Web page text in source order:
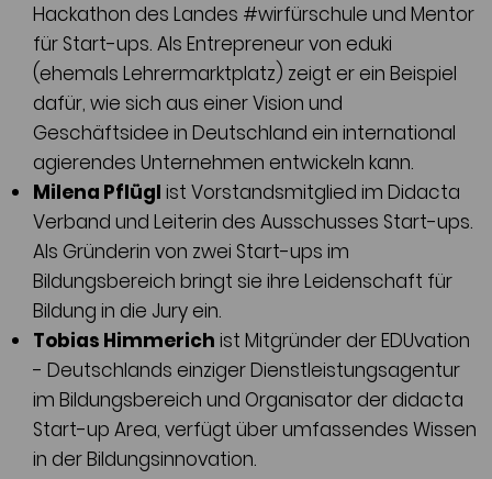
Hackathon des Landes #wirfürschule und Mentor
für Start-ups. Als Entrepreneur von eduki
(ehemals Lehrermarktplatz) zeigt er ein Beispiel
dafür, wie sich aus einer Vision und
Geschäftsidee in Deutschland ein international
agierendes Unternehmen entwickeln kann.
Milena Pflügl ist Vorstandsmitglied im Didacta
Verband und Leiterin des Ausschusses Start-ups.
Als Gründerin von zwei Start-ups im
Bildungsbereich bringt sie ihre Leidenschaft für
Bildung in die Jury ein.
Tobias Himmerich ist Mitgründer der EDUvation
- Deutschlands einziger Dienstleistungsagentur
im Bildungsbereich und Organisator der didacta
Start-up Area, verfügt über umfassendes Wissen
in der Bildungsinnovation.